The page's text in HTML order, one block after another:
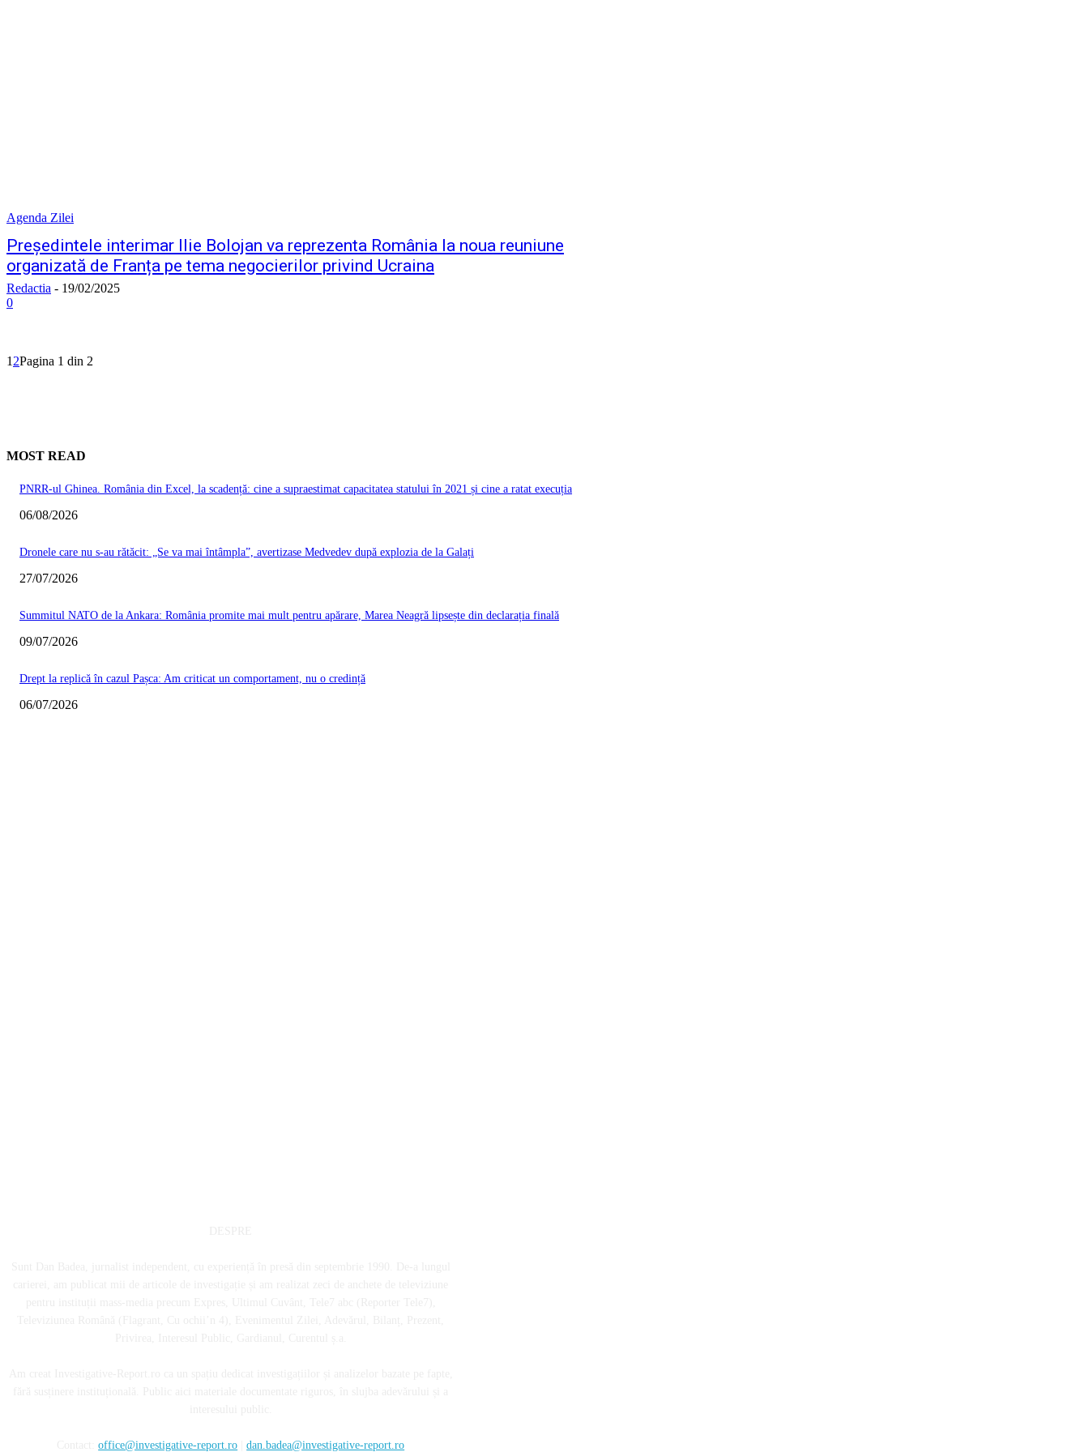
Agenda Zilei
Președintele interimar Ilie Bolojan va reprezenta România la noua reuniune
organizată de Franța pe tema negocierilor privind Ucraina
Redactia - 19/02/2025
0
1 2Pagina 1 din 2
MOST READ
PNRR-ul Ghinea. România din Excel, la scadență: cine a supraestimat capacitatea statului în 2021 și cine a ratat execuția
06/08/2026
Dronele care nu s-au rătăcit: „Se va mai întâmpla”, avertizase Medvedev după explozia de la Galați
27/07/2026
Summitul NATO de la Ankara: România promite mai mult pentru apărare, Marea Neagră lipsește din declarația finală
09/07/2026
Drept la replică în cazul Pașca: Am criticat un comportament, nu o credință
06/07/2026
Contact:office@investigative-report.ro |dan.badea@investigative-report.ro